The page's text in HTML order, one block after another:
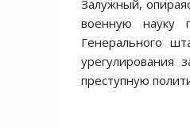
Залужный,
военную науку
Генерального
урегулирования
преступную